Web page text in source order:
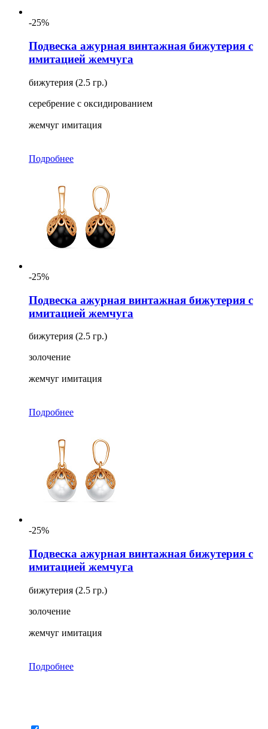
-25%
Подвеска ажурная винтажная бижутерия с
имитацией жемчуга
бижутерия (2.5 гр.)
серебрение с оксидированием
жемчуг имитация
Подробнее
-25%
Подвеска ажурная винтажная бижутерия с
имитацией жемчуга
бижутерия (2.5 гр.)
золочение
жемчуг имитация
Подробнее
-25%
Подвеска ажурная винтажная бижутерия с
имитацией жемчуга
бижутерия (2.5 гр.)
золочение
жемчуг имитация
Подробнее